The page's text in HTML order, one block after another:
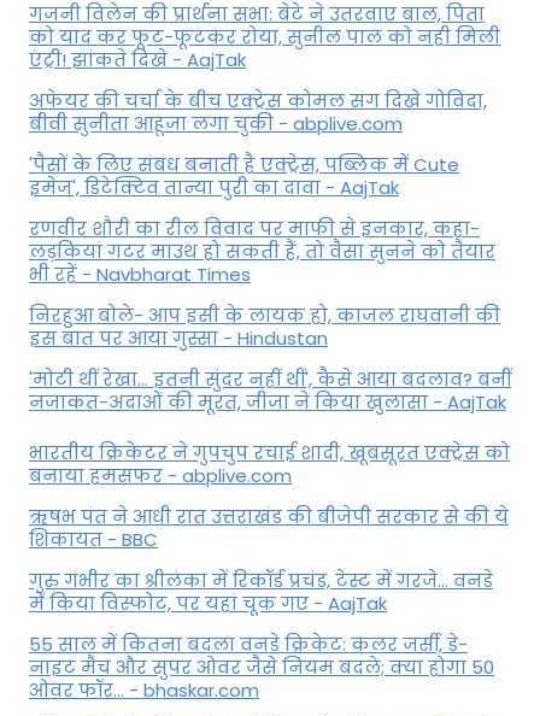
गजनी विलेन की प्रार्थना सभा: बेटे ने उतरवाए बाल, पिता
को याद कर फूट-फूटकर रोया, सुनील पाल को नही मिली
एंट्री! झांकते दिखे - AajTak
अफेयर की चर्चा के बीच एक्ट्रेस कोमल संग दिखे गोविंदा,
बीवी सुनीता आहूजा लगा चुकी - abplive.com
'पैसों के लिए संबंध बनाती है एक्ट्रेस, पब्लिक में Cute
इमेज', डिटेक्टिव तान्या पुरी का दावा - AajTak
रणवीर शौरी का रील विवाद पर माफी से इनकार, कहा-
लड़कियां गटर माउथ हो सकती हैं, तो वैसा सुनने को तैयार
भी रहें - Navbharat Times
निरहुआ बोले- आप इसी के लायक हो, काजल राघवानी की
इस बात पर आया गुस्सा - Hindustan
'मोटी थीं रेखा... इतनी सुंदर नहीं थीं', कैसे आया बदलाव? बनीं
नजाकत-अदाओं की मूरत, जीजा ने किया खुलासा - AajTak
भारतीय क्रिकेटर ने गुपचुप रचाई शादी, खूबसूरत एक्ट्रेस को
बनाया हमसफर - abplive.com
ऋषभ पंत ने आधी रात उत्तराखंड की बीजेपी सरकार से की ये
शिकायत - BBC
गुरु गंभीर का श्रीलंका में र‍िकॉर्ड प्रचंड, टेस्ट में गरजे... वनडे
में किया व‍िस्फोट, पर यहां चूक गए - AajTak
55 साल में कितना बदला वनडे क्रिकेट: कलर जर्सी, डे-
नाइट मैच और सुपर ओवर जैसे नियम बदले; क्या होगा 50
ओवर फॉर... - bhaskar.com